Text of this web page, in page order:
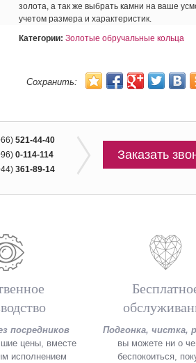
золота, а так же выбрать камни на ваше
учетом размера и характеристик.
Категории: Золотые обручальные кольца
Сохранить:
521-44-40
0-114-114
361-89-14
Заказать
посредников
цены, вместе
исполнением
Подгонка, чистка,
вы можете ни о
беспокоиться,